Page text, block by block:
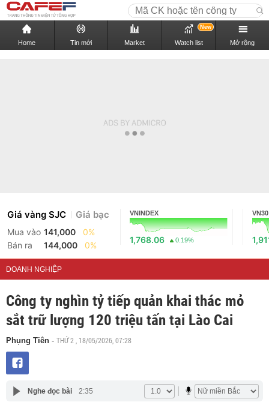
Home Tin mới Market Watch list
New
Mở rộng
Giá vàng SJC Giá bạc
Mua vào 141,000
0%
Bán ra
144,000 0%
VNINDEX
1,768.06 0.19%
VN30
DOANH NGHIỆP
Công ty nghìn tỷ tiếp quản khai thác mỏ
sắt trữ lượng 120 triệu tấn tại Lào Cai
Phụng Tiên - THỨ 2 , 18/05/2026, 07:28
Nghe đọc bài 2:35